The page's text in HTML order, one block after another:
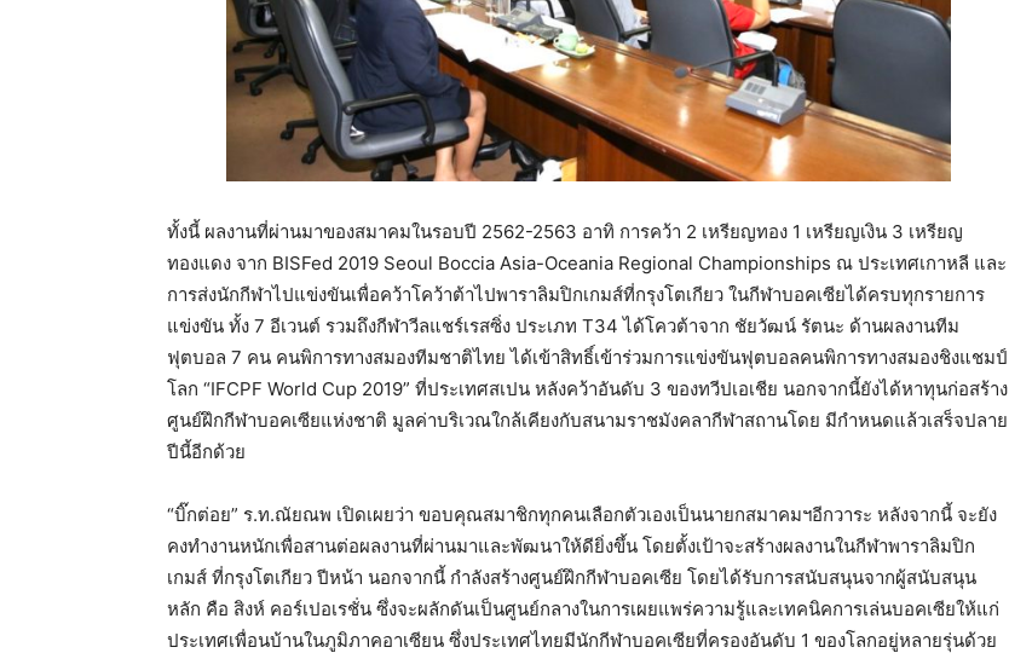
ทั้งนี้ ผลงานที่ผ่านมาของสมาคมในรอบปี 2562-2563 อาทิ การคว้า 2 เหรียญทอง 1 เหรียญเงิน 3 เหรียญ
ทองแดง จาก BISFed 2019 Seoul Boccia Asia-Oceania Regional Championships ณ ประเทศเกาหลี และ
การส่งนักกีฬาไปแข่งขันเพื่อคว้าโคว้าต้าไปพาราลิมปิกเกมส์ที่กรุงโตเกียว ในกีฬาบอคเซียได้ครบทุกรายการ
แข่งขัน ทั้ง 7 อีเวนต์ รวมถึงกีฬาวีลแชร์เรสซิ่ง ประเภท T34 ได้โควต้าจาก ชัยวัฒน์ รัตนะ ด้านผลงานทีม
ฟุตบอล 7 คน คนพิการทางสมองทีมชาติไทย ได้เข้าสิทธิ์เข้าร่วมการแข่งขันฟุตบอลคนพิการทางสมองชิงแชมป์
โลก “IFCPF World Cup 2019” ที่ประเทศสเปน หลังคว้าอันดับ 3 ของทวีปเอเชีย นอกจากนี้ยังได้หาทุนก่อสร้าง
ศูนย์ฝึกกีฬาบอคเซียแห่งชาติ มูลค่าบริเวณใกล้เคียงกับสนามราชมังคลากีฬาสถานโดย มีกำหนดแล้วเสร็จปลาย
ปีนี้อีกด้วย
“บิ๊กต่อย” ร.ท.ณัยณพ เปิดเผยว่า ขอบคุณสมาชิกทุกคนเลือกตัวเองเป็นนายกสมาคมฯอีกวาระ หลังจากนี้ จะยัง
คงทำงานหนักเพื่อสานต่อผลงานที่ผ่านมาและพัฒนาให้ดียิ่งขึ้น โดยตั้งเป้าจะสร้างผลงานในกีฬาพาราลิมปิก
เกมส์ ที่กรุงโตเกียว ปีหน้า นอกจากนี้ กำลังสร้างศูนย์ฝึกกีฬาบอคเซีย โดยได้รับการสนับสนุนจากผู้สนับสนุน
หลัก คือ สิงห์ คอร์เปอเรชั่น ซึ่งจะผลักดันเป็นศูนย์กลางในการเผยแพร่ความรู้และเทคนิคการเล่นบอคเซียให้แก่
ประเทศเพื่อนบ้านในภูมิภาคอาเซียน ซึ่งประเทศไทยมีนักกีฬาบอคเซียที่ครองอันดับ 1 ของโลกอยู่หลายรุ่นด้วย